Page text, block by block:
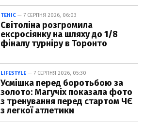
ТЕНІС — 7 СЕРПНЯ 2026, 06:03
Світоліна розгромила
ексросіянку на шляху до 1/8
фіналу турніру в Торонто
LIFESTYLE — 7 СЕРПНЯ 2026, 05:30
Усмішка перед боротьбою за
золото: Магучіх показала фото
з тренування перед стартом ЧЄ
з легкої атлетики